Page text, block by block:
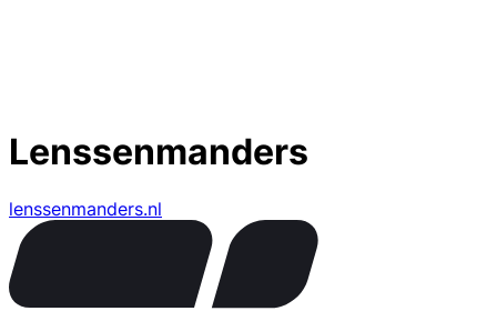
Lenssenmanders
lenssenmanders.nl